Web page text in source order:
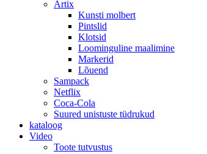
Artix
Kunsti molbert
Pintslid
Klotsid
Loominguline maalimine
Markerid
Lõuend
Sampack
Netflix
Coca-Cola
Suured unistuste tüdrukud
kataloog
Video
Toote tutvustus